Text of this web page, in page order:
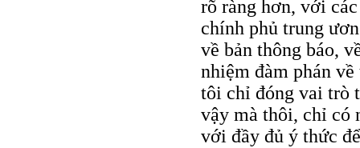
rõ ràng hơn, với
chính phủ trung
về bản thông báo,
nhiệm đàm phán
tôi chỉ đóng vai trò
vậy mà thôi, chỉ có
với đầy đủ ý thức